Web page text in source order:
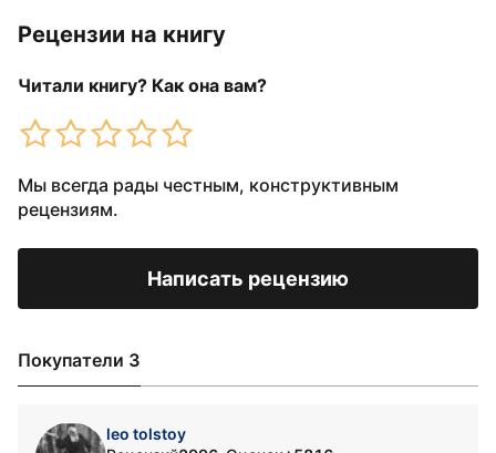
Рецензии на книгу
Читали книгу? Как она вам?
Мы всегда рады честным, конструктивным
рецензиям.
Написать рецензию
Покупатели 3
leo tolstoy